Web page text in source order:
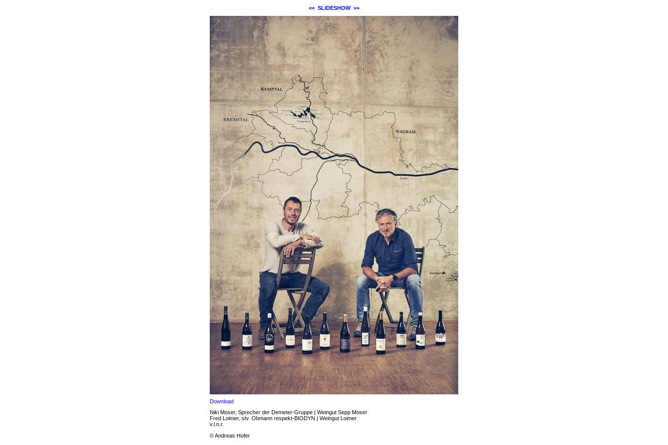
<< SLIDESHOW >>
Download
Niki Moser, Sprecher der Demeter-Gruppe | Weingut Sepp Moser
Fred Loimer, stv. Obmann respekt-BIODYN | Weingut Loimer
v.l.n.r.
© Andreas Hofer